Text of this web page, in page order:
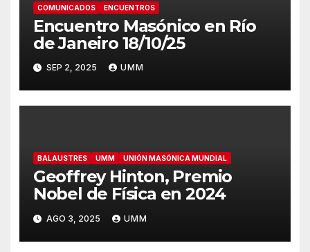
COMUNICADOS ENCUENTROS
Encuentro Masónico en Río
de Janeiro 18/10/25
SEP 2, 2025 UMM
BALAUSTRES UMM UNIÓN MASÓNICA MUNDIAL
Geoffrey Hinton, Premio
Nobel de Física en 2024
AGO 3, 2025 UMM